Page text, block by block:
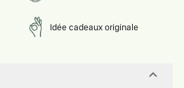
Idée cadeaux originale